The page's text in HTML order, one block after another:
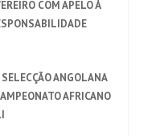
COM APELO À
ANGOLANA
AFRICANO